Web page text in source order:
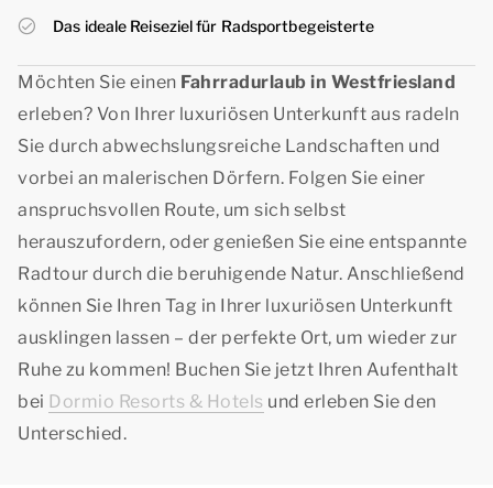
Das ideale Reiseziel für Radsportbegeisterte
Möchten Sie einen Fahrradurlaub in Westfriesland
erleben? Von Ihrer luxuriösen Unterkunft aus radeln
Sie durch abwechslungsreiche Landschaften und
vorbei an malerischen Dörfern. Folgen Sie einer
anspruchsvollen Route, um sich selbst
herauszufordern, oder genießen Sie eine entspannte
Radtour durch die beruhigende Natur. Anschließend
können Sie Ihren Tag in Ihrer luxuriösen Unterkunft
ausklingen lassen – der perfekte Ort, um wieder zur
Ruhe zu kommen! Buchen Sie jetzt Ihren Aufenthalt
bei Dormio Resorts & Hotels und erleben Sie den
Unterschied.